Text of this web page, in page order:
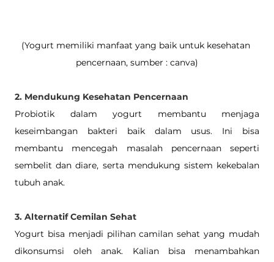
(Yogurt memiliki manfaat yang baik untuk kesehatan
pencernaan, sumber : canva)
2. Mendukung Kesehatan Pencernaan
Probiotik dalam yogurt membantu menjaga
keseimbangan bakteri baik dalam usus. Ini bisa
membantu mencegah masalah pencernaan seperti
sembelit dan diare, serta mendukung sistem kekebalan
tubuh anak.
3. Alternatif Cemilan Sehat
Yogurt bisa menjadi pilihan camilan sehat yang mudah
dikonsumsi oleh anak. Kalian bisa menambahkan